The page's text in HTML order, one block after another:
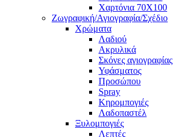
Χαρτόνια 70Χ100
Ζωγραφική/Αγιογραφία/Σχέδιο
Χρώματα
Λαδιού
Ακρυλικά
Σκόνες αγιογραφίας
Υφάσματος
Προσώπου
Spray
Κηρομπογιές
Λαδοπαστέλ
Ξυλομπογιές
Λεπτές